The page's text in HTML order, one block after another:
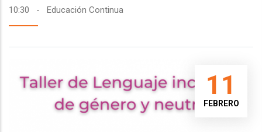
10:30 - Educación Continua
11
FEBRERO